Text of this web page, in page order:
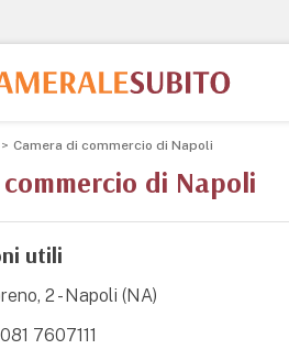
Camera di commercio di Napoli
di Napoli
utili
2 - Napoli (NA)
7607111